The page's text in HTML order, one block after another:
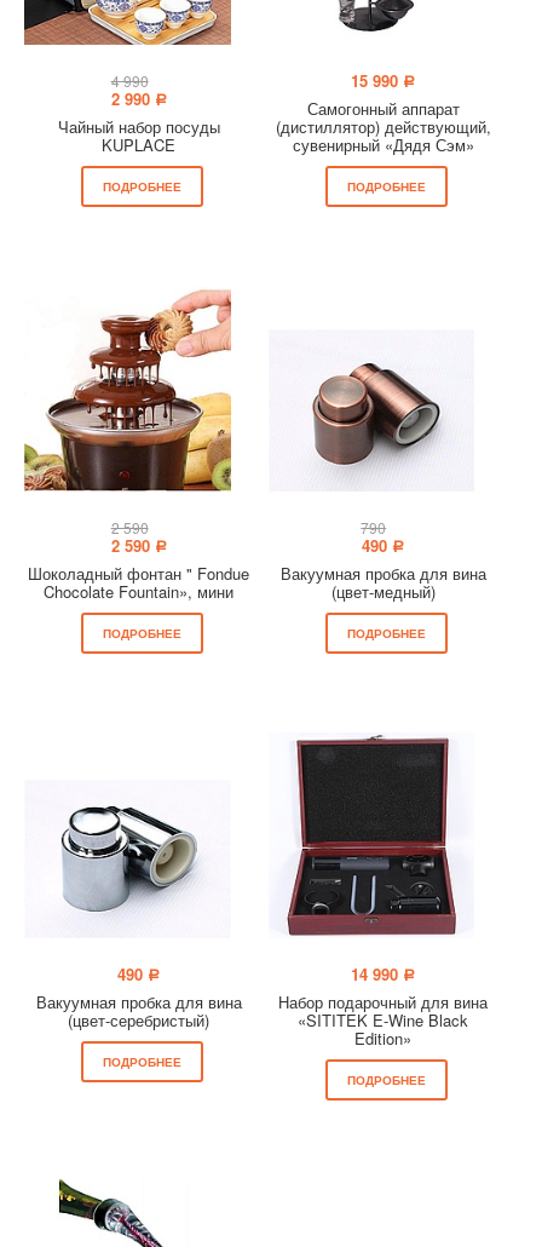
4 990
2 990 a
Чайный набор посуды
KUPLACE
ПОДРОБНЕЕ
15 990 a
Самогонный аппарат
(дистиллятор) действующий,
сувенирный «Дядя Сэм»
ПОДРОБНЕЕ
2 590
2 590 a
Шоколадный фонтан " Fondue
Chocolate Fountain», мини
ПОДРОБНЕЕ
790
490 a
Вакуумная пробка для вина
(цвет-медный)
ПОДРОБНЕЕ
490 a
Вакуумная пробка для вина
(цвет-серебристый)
ПОДРОБНЕЕ
14 990 a
Набор подарочный для вина
«SITITEK E-Wine Black
Edition»
ПОДРОБНЕЕ